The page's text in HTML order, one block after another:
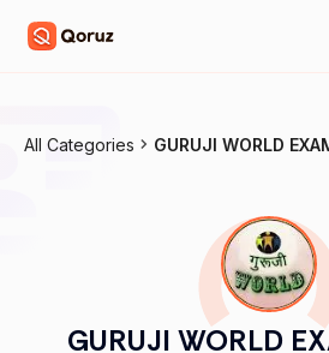
All Categories GURUJI WORLD
GURUJI WORLD